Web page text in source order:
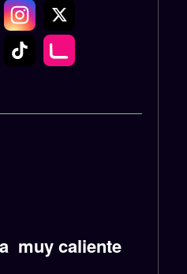
muy caliente